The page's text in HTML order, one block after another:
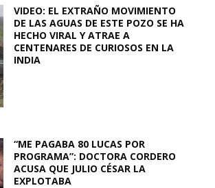
VIDEO: EL EXTRAÑO MOVIMIENTO
DE LAS AGUAS DE ESTE POZO SE HA
HECHO VIRAL Y ATRAE A
CENTENARES DE CURIOSOS EN LA
INDIA
“ME PAGABA 80 LUCAS POR
PROGRAMA”: DOCTORA CORDERO
ACUSA QUE JULIO CÉSAR LA
EXPLOTABA